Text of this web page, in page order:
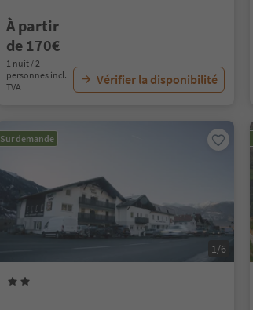
À partir
de 170€
1 nuit / 2
personnes incl.
TVA
Vérifier la disponibilité
Sur demande
1/6